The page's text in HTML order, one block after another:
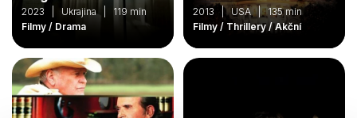
2023 | Ukrajina | 119 min
Filmy / Drama
2013 | USA | 135 min
Filmy / Thrillery / Akční